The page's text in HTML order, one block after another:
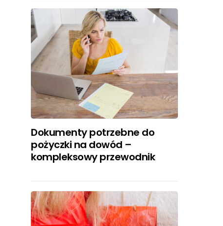
Dokumenty potrzebne do
pożyczki na dowód –
kompleksowy przewodnik